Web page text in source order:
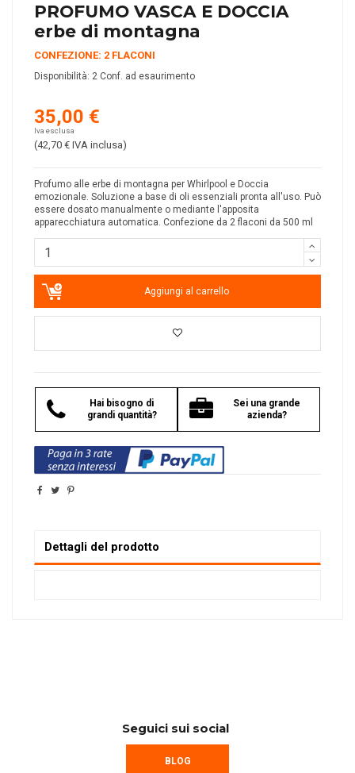
PROFUMO VASCA E DOCCIA
erbe di montagna
CONFEZIONE: 2 FLACONI
Disponibilità: 2 Conf. ad esaurimento
35,00 €
Iva esclusa
(42,70 € IVA inclusa)
Profumo alle erbe di montagna per Whirlpool e Doccia
emozionale. Soluzione a base di oli essenziali pronta all'uso. Può
essere dosato manualmente o mediante l'apposita
apparecchiatura automatica. Confezione da 2 flaconi da 500 ml
Aggiungi al carrello
Hai bisogno di
grandi quantità?
Sei una grande
azienda?
Dettagli del prodotto
Seguici sui social
BLOG